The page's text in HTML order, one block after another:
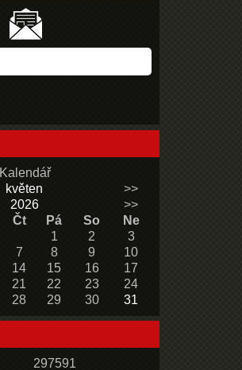
Kalendář
květen
>>
2026
>>
Čt Pá So
Ne
1
2
3
7 8 9
10
14 15 16
17
21 22 23
24
28 29 30 31
297591